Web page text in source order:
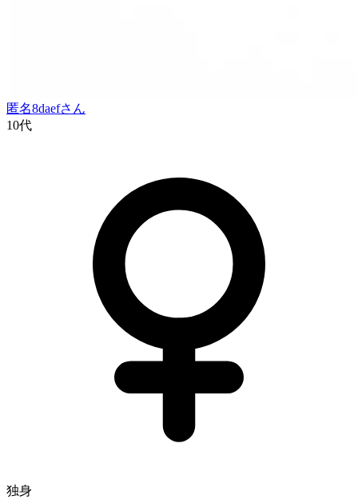
匿名8daefさん
10代
独身